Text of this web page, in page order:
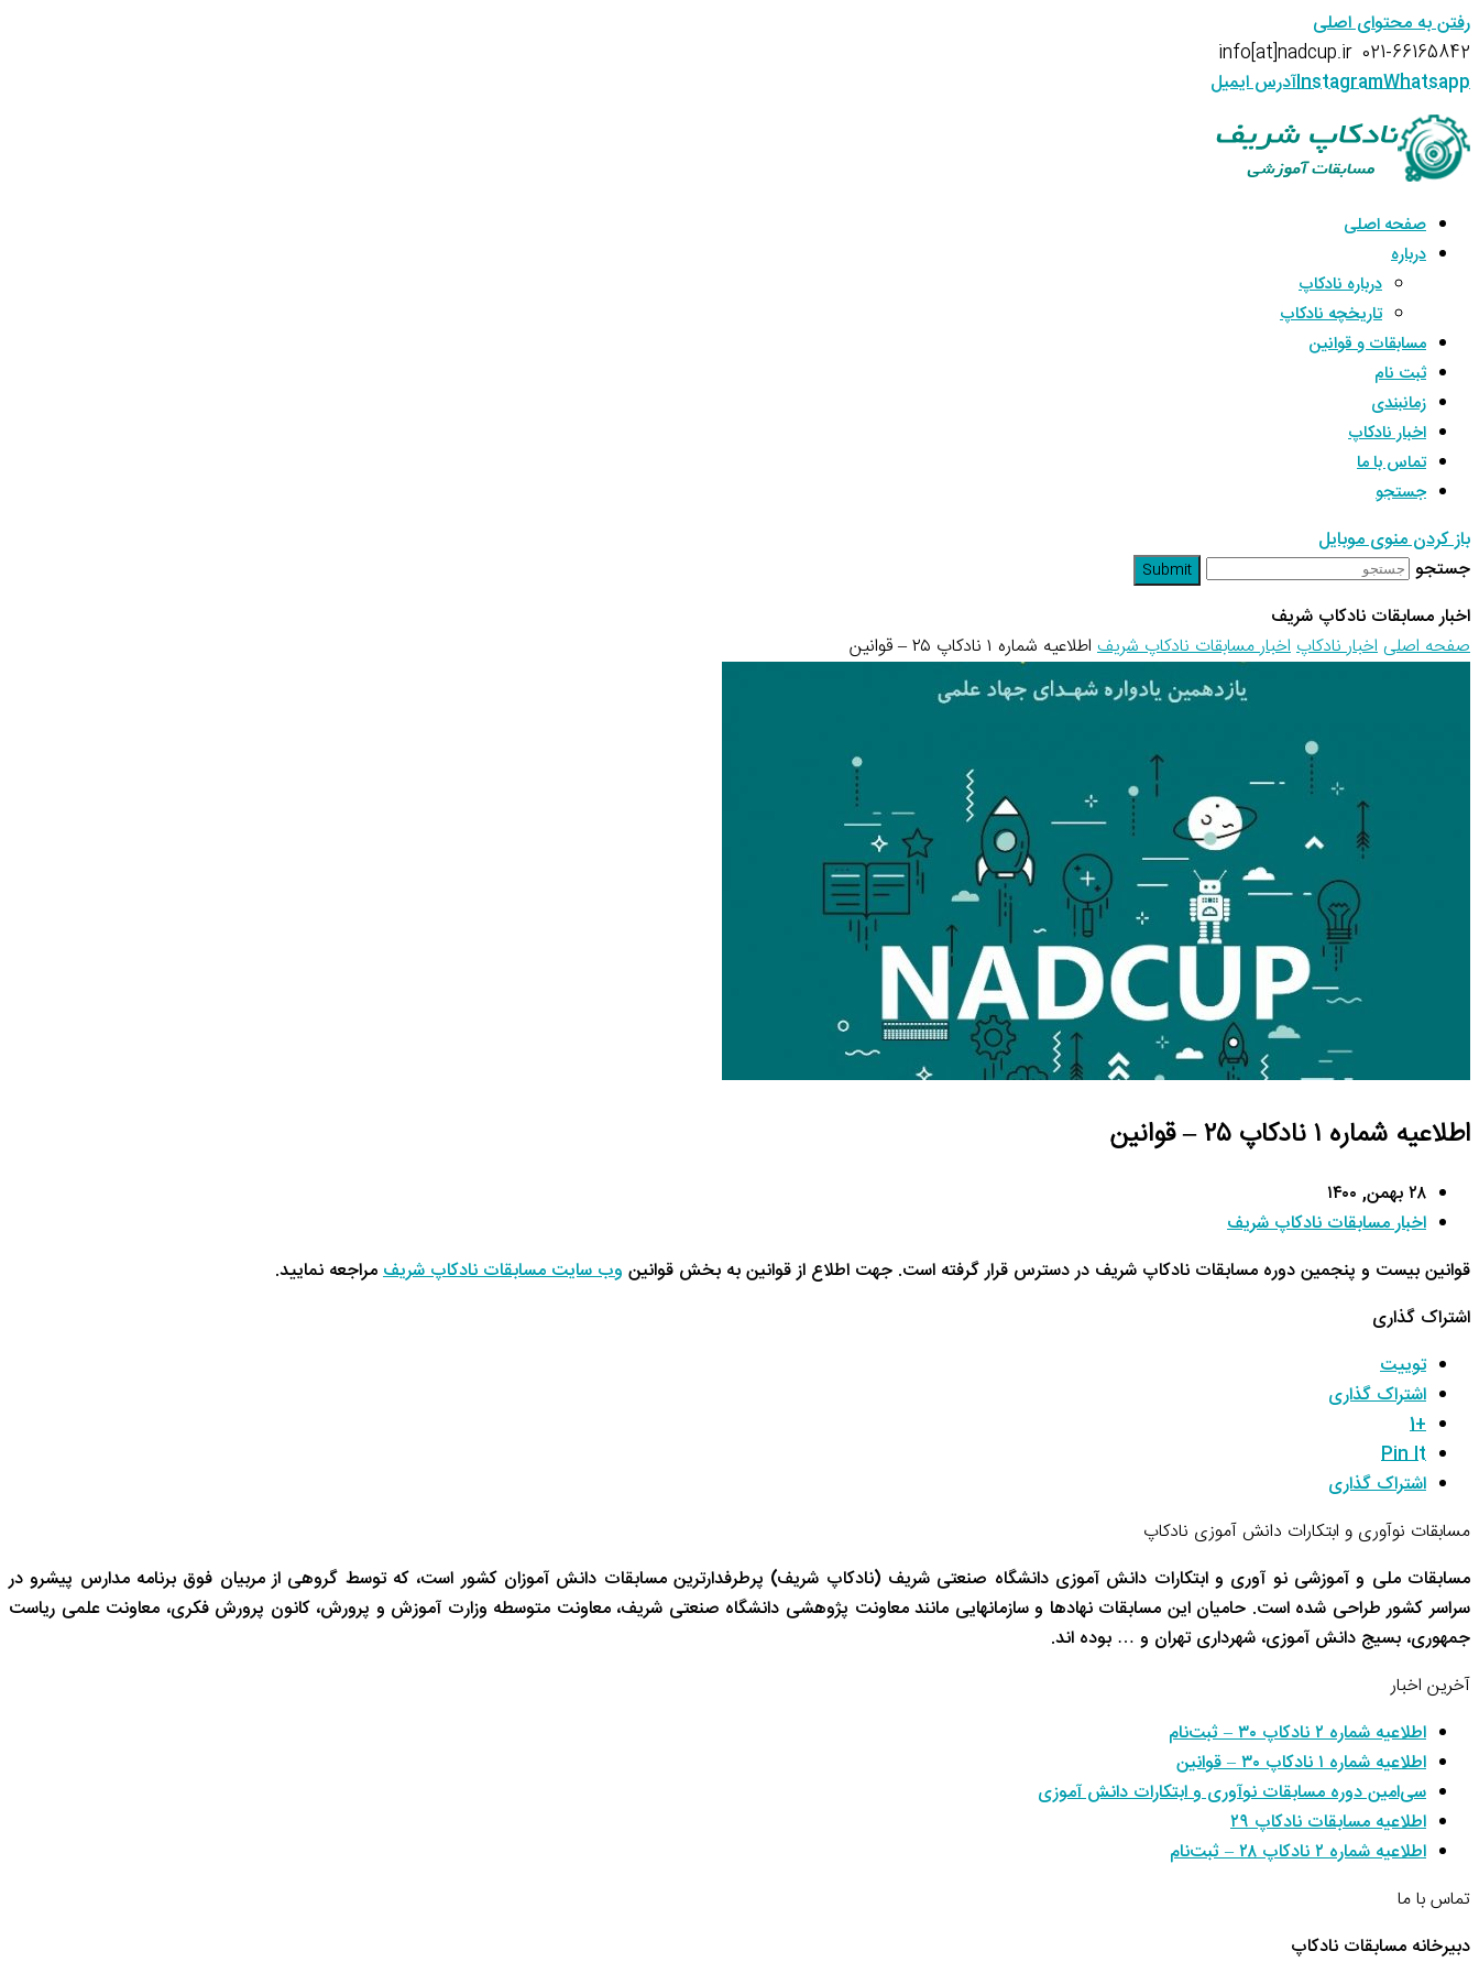
رفتن به محتوای اصلی
021-66165842
info[at]nadcup.ir
InstagramWhatsapp آدرس ایمیل
صفحه اصلی
درباره
درباره نادکاپ
تاریخچه نادکاپ
مسابقات و قوانین
ثبت نام
زمانبندی
اخبار نادکاپ
تماس با ما
جستجو
باز کردن منوی موبایل
جستجو
Submit
اخبار مسابقات نادکاپ شریف
صفحه اصلی اخبار نادکاپاخبار مسابقات نادکاپ شریف اطلاعیه شماره ۱ نادکاپ ۲۵ – قوانین
اطلاعیه شماره ۱ نادکاپ ۲۵ – قوانین
۲۸ بهمن, ۱۴۰۰
اخبار مسابقات نادکاپ شریف
قوانین بیست و پنجمین دوره مسابقات نادکاپ شریف در دسترس قرار گرفته است. جهت اطلاع از قوانین به بخش قوانین وب سایت مسابقات نادکاپ شریفمراجعه نمایید.
اشتراک گذاری
توییت
اشتراک گذاری
+1
Pin It
اشتراک گذاری
مسابقات نوآوری و ابتکارات دانش آموزی نادکاپ
مسابقات ملی و آموزشی نو آوری و ابتکارات دانش آموزی دانشگاه صنعتی شریف (نادکاپ شریف) پرطرفدارترین مسابقات دانش آموزان کشور است، که توسط گروهی از مربیان فوق برنامه مدارس پیشرو در
سراسر کشور طراحی شده است. حامیان این مسابقات نهادها و سازمانهایی مانند معاونت پژوهشی دانشگاه صنعتی شریف، معاونت متوسطه وزارت آموزش و پرورش، کانون پرورش فکری، معاونت علمی ریاست
جمهوری، بسیج دانش آموزی، شهرداری تهران و … بوده اند.
آخرین اخبار
اطلاعیه شماره ۲ نادکاپ ۳۰ – ثبت‌نام
اطلاعیه شماره ۱ نادکاپ ۳۰ – قوانین
سی‌امین دوره مسابقات نوآوری و ابتکارات دانش آموزی
اطلاعیه مسابقات نادکاپ ۲۹
اطلاعیه شماره ۲ نادکاپ ۲۸ – ثبت‌نام
تماس با ما
دبیرخانه مسابقات نادکاپ